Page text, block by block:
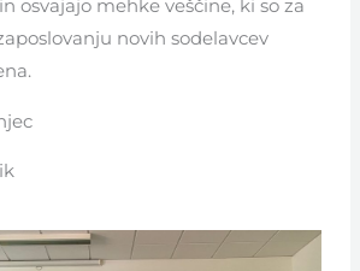
osvajajo mehke veščine, ki so za
novih sodelavcev